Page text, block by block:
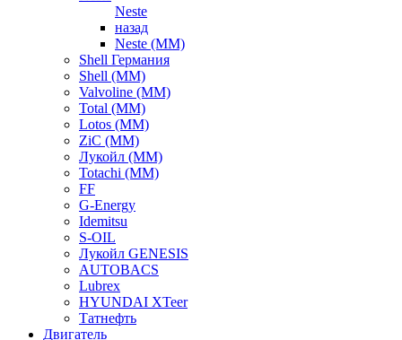
Neste
назад
Neste (ММ)
Shell Германия
Shell (ММ)
Valvoline (ММ)
Total (ММ)
Lotos (ММ)
ZiC (ММ)
Лукойл (ММ)
Totachi (MM)
FF
G-Energy
Idemitsu
S-OIL
Лукойл GENESIS
AUTOBACS
Lubrex
HYUNDAI XTeer
Татнефть
Двигатель